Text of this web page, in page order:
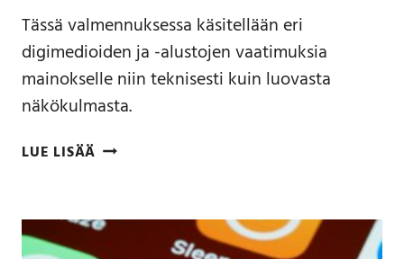
Tässä valmennuksessa käsitellään eri
digimedioiden ja -alustojen vaatimuksia
mainokselle niin teknisesti kuin luovasta
näkökulmasta.
LUE LISÄÄ